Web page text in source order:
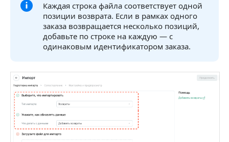
Каждая строка файла соответствует одной
позиции возврата. Если в рамках одного
заказа возвращается несколько позиций,
добавьте по строке на каждую — с
одинаковым идентификатором заказа.